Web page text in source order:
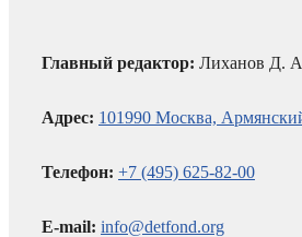
Главный редактор: Лиханов Д.
Адрес: 101990 Москва,
Телефон: +7 (495) 625-82-00
E-mail: info@detfond.org